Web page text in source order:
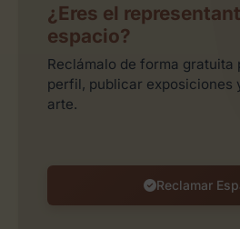
¿Eres el
espacio?
Reclámalo de forma gratuita
perfil, publicar exposiciones
arte.
Reclamar